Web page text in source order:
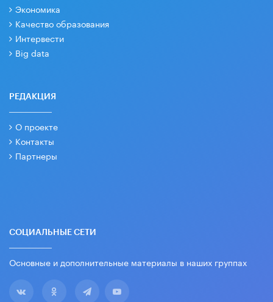
Экономика
Качество образования
Интервести
Big data
РЕДАКЦИЯ
О проекте
Контакты
Партнеры
СОЦИАЛЬНЫЕ СЕТИ
Основные и дополнительные материалы в наших группах